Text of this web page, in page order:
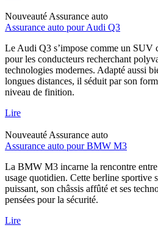
Nouveauté Assurance auto
Assurance auto pour Audi Q3
Le Audi Q3 s’impose comme un SUV
pour les conducteurs recherchant
technologies modernes. Adapté aussi
longues distances, il séduit par son
niveau de finition.
Lire
Nouveauté Assurance auto
Assurance auto pour BMW M3
La BMW M3 incarne la rencontre
usage quotidien. Cette berline sportive
puissant, son châssis affûté et ses
pensées pour la sécurité.
Lire